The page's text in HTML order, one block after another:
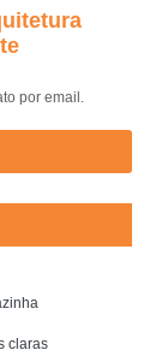
por email.
claras